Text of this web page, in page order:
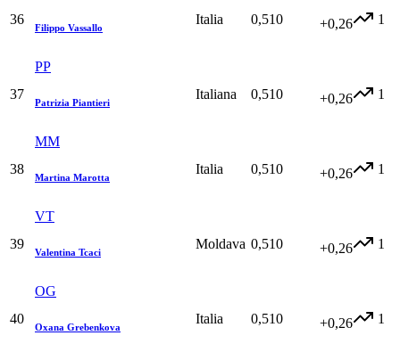
36
Filippo Vassallo
Italia 0,510 +0,26 1
37
PP
Patrizia Piantieri
Italiana 0,510 +0,26 1
38
MM
Martina Marotta
Italia 0,510 +0,26 1
39
VT
Valentina Tcaci
Moldava 0,510 +0,26 1
40
OG
Oxana Grebenkova
Italia 0,510 +0,26 1